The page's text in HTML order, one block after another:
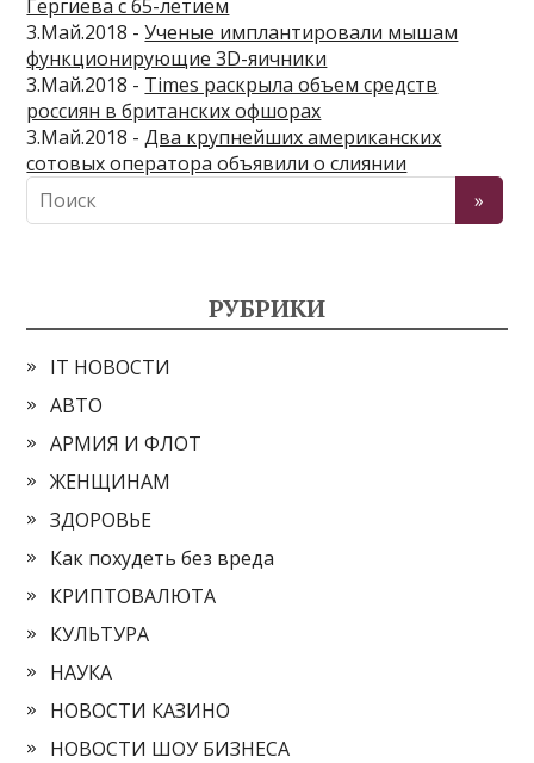
Гергиева с 65-летием
3.Май.2018 -Ученые имплантировали мышам
функционирующие 3D-яичники
3.Май.2018 - Times раскрыла объем средств
россиян в британских офшорах
3.Май.2018 -Два крупнейших американских
сотовых оператора объявили о слиянии
РУБРИКИ
IT НОВОСТИ
АВТО
АРМИЯ И ФЛОТ
ЖЕНЩИНАМ
ЗДОРОВЬЕ
Как похудеть без вреда
КРИПТОВАЛЮТА
КУЛЬТУРА
НАУКА
НОВОСТИ КАЗИНО
НОВОСТИ ШОУ БИЗНЕСА